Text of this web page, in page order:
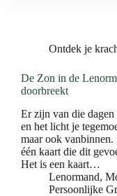
Ontdek je
De Zon in de
doorbreekt
Er zijn van die
en het licht je
maar ook
één kaart die dit
Het is een kaart…
Lenormand,
Persoonlijke